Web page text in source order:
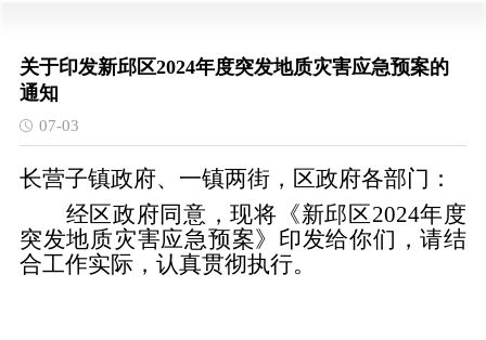
关于印发新邱区2024年度突发地质灾害应急预案的
通知
07-03
长营子镇政府、一镇两街，区政府各部门：
经区政府同意，现将《新邱区2024年度
突发地质灾害应急预案》印发给你们，请结
合工作实际，认真贯彻执行。